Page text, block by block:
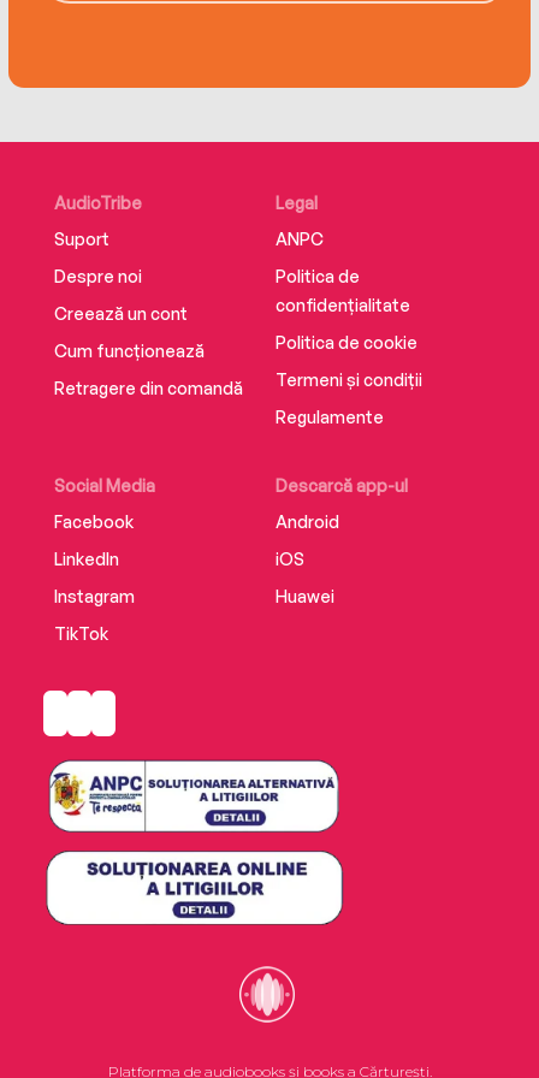
AudioTribe
Suport
Despre noi
Creează un cont
Cum funcționează
Retragere din comandă
Social Media
Facebook
LinkedIn
Instagram
TikTok
Descarcă app-ul
Android
iOS
Huawei
Legal
ANPC
Politica de
confidențialitate
Politica de cookie
Termeni și condiții
Regulamente
Platforma de audiobooks și books a Cărturești.